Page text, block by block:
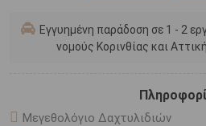
Εγγυημένη παράδοση σε 1 - 2
νομούς Κορινθίας και
Μεγεθολόγιο Δαχτυλιδιών